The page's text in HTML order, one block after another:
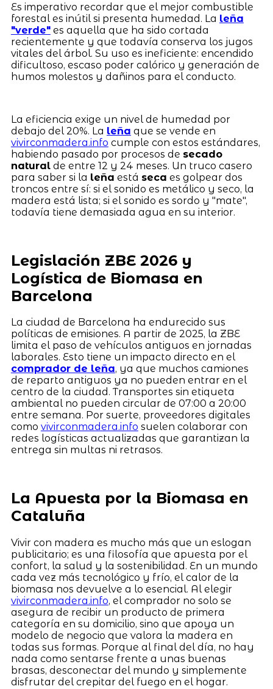
Es imperativo recordar que el mejor combustible
forestal es inútil si presenta humedad. La leña
"verde"es aquella que ha sido cortada
recientemente y que todavía conserva los jugos
vitales del árbol. Su uso es ineficiente: encendido
dificultoso, escaso poder calórico y generación de
humos molestos y dañinos para el conducto.
La eficiencia exige un nivel de humedad por
debajo del 20%. La leña que se vende en
vivirconmadera.info cumple con estos estándares,
habiendo pasado por procesos de secado
naturalde entre 12 y 24 meses. Un truco casero
para saber si la leña está seca es golpear dos
troncos entre sí: si el sonido es metálico y seco, la
madera está lista; si el sonido es sordo y "mate",
todavía tiene demasiada agua en su interior.
Legislación ZBE 2026 y
Logística de Biomasa en
Barcelona
La ciudad de Barcelona ha endurecido sus
políticas de emisiones. A partir de 2025, la ZBE
limita el paso de vehículos antiguos en jornadas
laborales. Esto tiene un impacto directo en el
comprador de leña, ya que muchos camiones
de reparto antiguos ya no pueden entrar en el
centro de la ciudad. Transportes sin etiqueta
ambiental no pueden circular de 07:00 a 20:00
entre semana. Por suerte, proveedores digitales
como vivirconmadera.info suelen colaborar con
redes logísticas actualizadas que garantizan la
entrega sin multas ni retrasos.
La Apuesta por la Biomasa en
Cataluña
Vivir con madera es mucho más que un eslogan
publicitario; es una filosofía que apuesta por el
confort, la salud y la sostenibilidad. En un mundo
cada vez más tecnológico y frío, el calor de la
biomasa nos devuelve a lo esencial. Al elegir
vivirconmadera.info, el comprador no solo se
asegura de recibir un producto de primera
categoría en su domicilio, sino que apoya un
modelo de negocio que valora la madera en
todas sus formas. Porque al final del día, no hay
nada como sentarse frente a unas buenas
brasas, desconectar del mundo y simplemente
disfrutar del crepitar del fuego en el hogar.